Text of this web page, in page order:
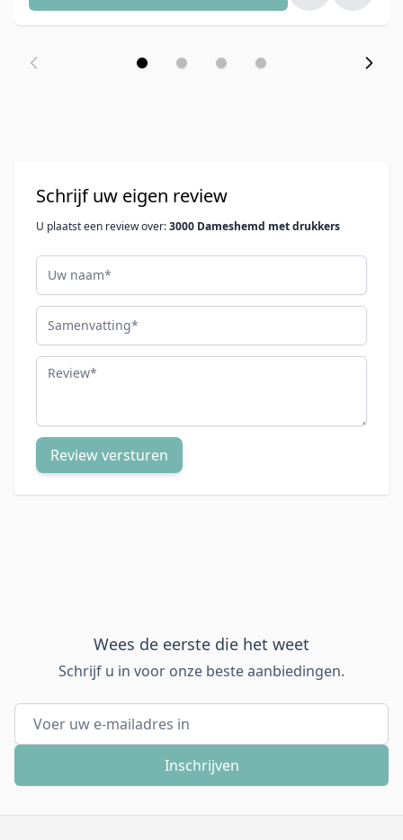
Schrijf uw eigen review
U plaatst een review over:3000 Dameshemd met drukkers
Uw naam
Samenvatting
Review
Review versturen
Wees de eerste die het weet
Schrijf u in voor onze beste aanbiedingen.
E-mail adres
Inschrijven